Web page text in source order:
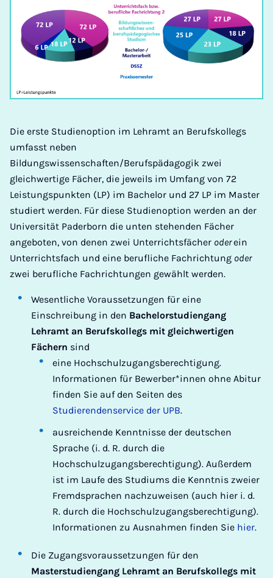
Die erste Studienoption im Lehramt an Berufskollegs
umfasst neben
Bildungswissenschaften/Berufspädagogik zwei
gleichwertige Fächer, die jeweils im Umfang von 72
Leistungspunkten (LP) im Bachelor und 27 LP im Master
studiert werden. Für diese Studienoption werden an der
Universität Paderborn die unten stehenden Fächer
angeboten, von denen zwei Unterrichtsfächer oderein
Unterrichtsfach und eine berufliche Fachrichtung oder
zwei berufliche Fachrichtungen gewählt werden.
Wesentliche Voraussetzungen für eine
Einschreibung in den Bachelorstudiengang
Lehramt an Berufskollegs mit gleichwertigen
Fächern sind
eine Hochschulzugangsberechtigung.
Informationen für Bewerber*innen ohne Abitur
finden Sie auf den Seiten des
Studierendenservice der UPB.
ausreichende Kenntnisse der deutschen
Sprache (i. d. R. durch die
Hochschulzugangsberechtigung). Außerdem
ist im Laufe des Studiums die Kenntnis zweier
Fremdsprachen nachzuweisen (auch hier i. d.
R. durch die Hochschulzugangsberechtigung).
Informationen zu Ausnahmen finden Sie hier.
Die Zugangsvoraussetzungen für den
Masterstudiengang Lehramt an Berufskollegs mit